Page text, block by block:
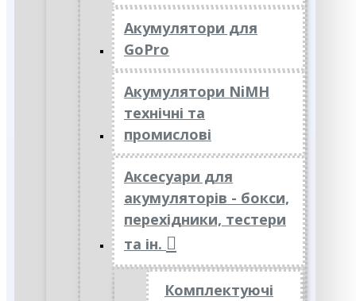
Акумулятори для
GoPro
Акумулятори NiMH
технічні та
промислові
Аксесуари для
акумуляторів - бокси,
перехідники, тестери
та ін.
Комплектуючі